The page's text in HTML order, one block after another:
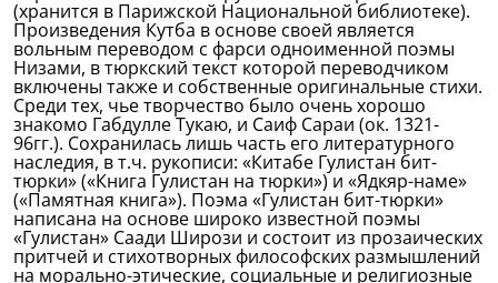
(хранится в Парижской Национальной библиотеке).
Произведения Кутба в основе своей является
вольным переводом с фарси одноименной поэмы
Низами, в тюркский текст которой переводчиком
включены также и собственные оригинальные стихи.
Среди тех, чье творчество было очень хорошо
знакомо Габдулле Тукаю, и Саиф Сараи (ок. 1321-
96гг.). Сохранилась лишь часть его литературного
наследия, в т.ч. рукописи: «Китабе Гулистан бит-
тюрки» («Книга Гулистан на тюрки») и «Ядкяр-наме»
(«Памятная книга»). Поэма «Гулистан бит-тюрки»
написана на основе широко известной поэмы
«Гулистан» Саади Ширози и состоит из прозаических
притчей и стихотворных философских размышлений
на морально-этические, социальные и религиозные